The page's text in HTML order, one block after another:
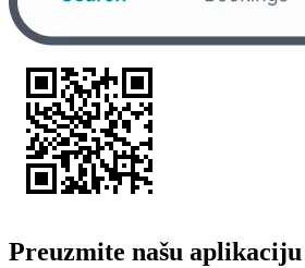
Preuzmite našu aplikaciju